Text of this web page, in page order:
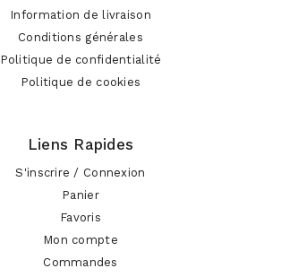
Information de livraison
Conditions générales
Politique de confidentialité
Politique de cookies
Liens Rapides
S'inscrire / Connexion
Panier
Favoris
Mon compte
Commandes